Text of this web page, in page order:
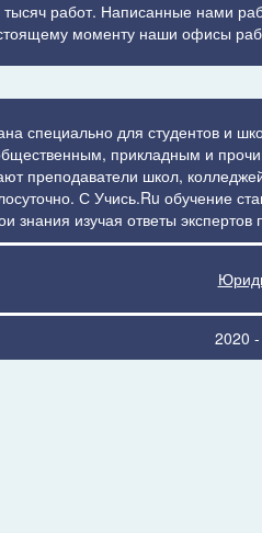
работ. Написанные нами
моменту наши офисы
специально для студентов и
прикладным и
преподаватели школ,
С Учись.Ru обучение
знания изучая ответы
2020